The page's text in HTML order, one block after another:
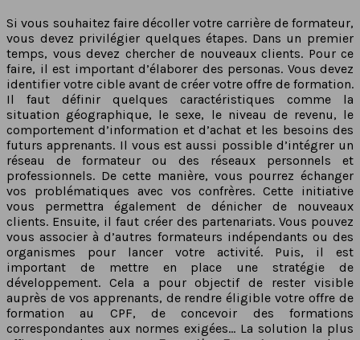
Si vous souhaitez faire décoller votre carrière de formateur,
vous devez privilégier quelques étapes. Dans un premier
temps, vous devez chercher de nouveaux clients. Pour ce
faire, il est important d’élaborer des personas. Vous devez
identifier votre cible avant de créer votre offre de formation.
Il faut définir quelques caractéristiques comme la
situation géographique, le sexe, le niveau de revenu, le
comportement d’information et d’achat et les besoins des
futurs apprenants. Il vous est aussi possible d’intégrer un
réseau de formateur ou des réseaux personnels et
professionnels. De cette manière, vous pourrez échanger
vos problématiques avec vos confrères. Cette initiative
vous permettra également de dénicher de nouveaux
clients. Ensuite, il faut créer des partenariats. Vous pouvez
vous associer à d’autres formateurs indépendants ou des
organismes pour lancer votre activité. Puis, il est
important de mettre en place une stratégie de
développement. Cela a pour objectif de rester visible
auprès de vos apprenants, de rendre éligible votre offre de
formation au CPF, de concevoir des formations
correspondantes aux normes exigées… La solution la plus